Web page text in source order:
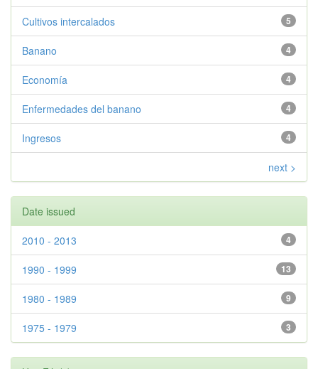
5
Cultivos intercalados
4
Banano
4
Economía
4
Enfermedades del banano
4
Ingresos
next >
Date issued
4
2010 - 2013
13
1990 - 1999
9
1980 - 1989
3
1975 - 1979